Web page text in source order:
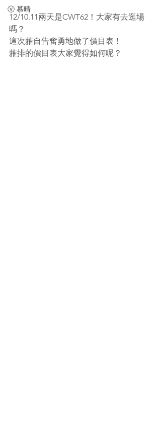
ⓥ 慕晴
12/10.11兩天是CWT62！大家有去逛場
嗎？
這次蕥自告奮勇地做了價目表！
蕥排的價目表大家覺得如何呢？